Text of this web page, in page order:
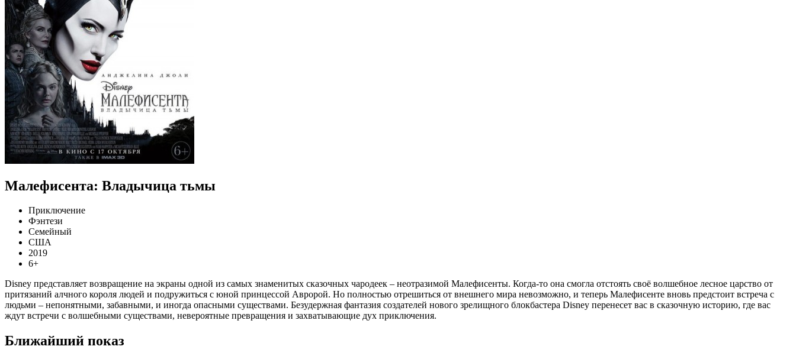
Малефисента: Владычица тьмы
Приключение
Фэнтези
Семейный
США
2019
6+
Disney представляет возвращение на экраны одной из самых знаменитых сказочных чародеек – неотразимой Малефисенты. Когда-то она смогла отстоять своё волшебное лесное царство от
притязаний алчного короля людей и подружиться с юной принцессой Авророй. Но полностью отрешиться от внешнего мира невозможно, и теперь Малефисенте вновь предстоит встреча с
людьми – непонятными, забавными, и иногда опасными существами. Безудержная фантазия создателей нового зрелищного блокбастера Disney перенесет вас в сказочную историю, где вас
ждут встречи с волшебными существами, невероятные превращения и захватывающие дух приключения.
Ближайший показ